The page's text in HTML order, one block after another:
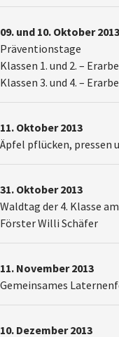
09. und 10. Oktober 2013
Präventionstage
Klassen 1. und 2. –
Klassen 3. und 4. –
11. Oktober 2013
Äpfel pflücken, pressen
31. Oktober 2013
Waldtag der 4. Klasse
Förster Willi Schäfer
11. November 2013
Gemeinsames
10. Dezember 2013